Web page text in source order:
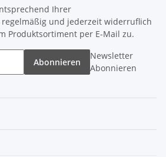
Ihrer
regelmäßig und jederzeit widerruflich
Produktsortiment per E-Mail zu.
Abonnieren
Newsletter
Abonnieren